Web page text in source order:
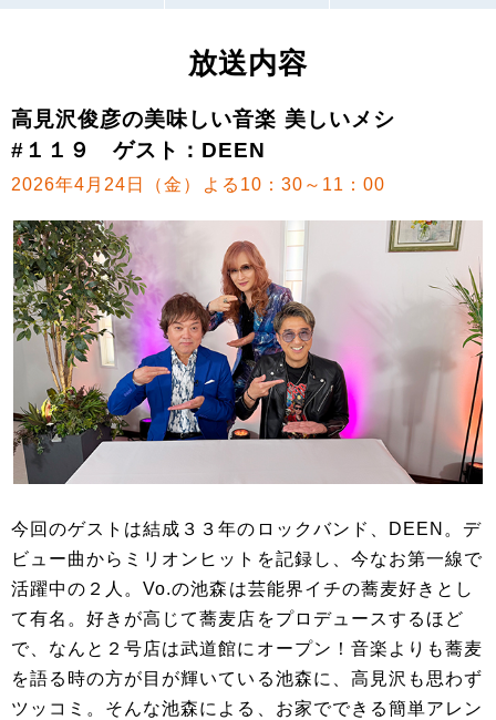
放送内容
高見沢俊彦の美味しい音楽 美しいメシ
#１１９ ゲスト：DEEN
2026年4月24日（金）よる10：30～11：00
今回のゲストは結成３３年のロックバンド、DEEN。デ
ビュー曲からミリオンヒットを記録し、今なお第一線で
活躍中の２人。Vo.の池森は芸能界イチの蕎麦好きとし
て有名。好きが高じて蕎麦店をプロデュースするほど
で、なんと２号店は武道館にオープン！音楽よりも蕎麦
を語る時の方が目が輝いている池森に、高見沢も思わず
ツッコミ。そんな池森による、お家でできる簡単アレン